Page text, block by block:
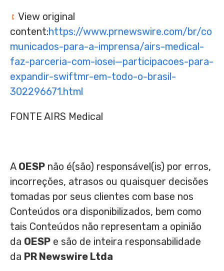
View original
content:https://www.prnewswire.com/br/co
municados-para-a-imprensa/airs-medical-
faz-parceria-com-iosei—participacoes-para-
expandir-swiftmr-em-todo-o-brasil-
302296671.html
FONTE AIRS Medical
A OESP não é(são) responsável(is) por erros,
incorreções, atrasos ou quaisquer decisões
tomadas por seus clientes com base nos
Conteúdos ora disponibilizados, bem como
tais Conteúdos não representam a opinião
da OESP e são de inteira responsabilidade
da PR Newswire Ltda